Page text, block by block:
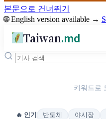
본문으로 건너뛰기
🌐 English version available →
Taiwan.md
키워드로
🔥 인기 반도체 야시장